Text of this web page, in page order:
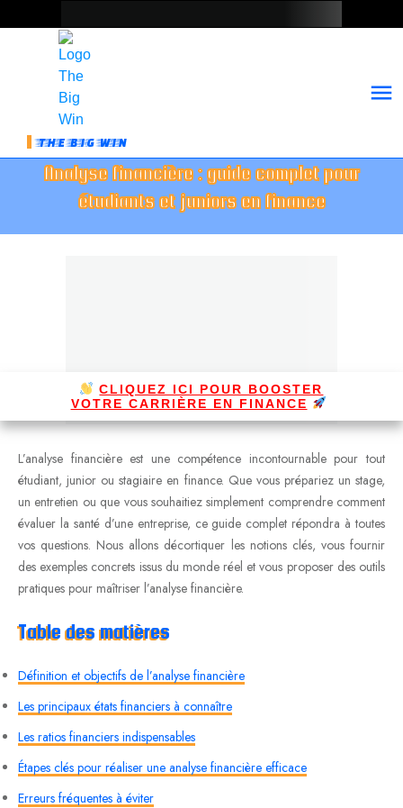
THE BIG WIN
Analyse financière : guide complet pour
étudiants et juniors en finance
CLIQUEZ ICI POUR BOOSTER
VOTRE CARRIÈRE EN FINANCE
L’analyse financière est une compétence incontournable pour tout
étudiant, junior ou stagiaire en finance. Que vous prépariez un stage,
un entretien ou que vous souhaitiez simplement comprendre comment
évaluer la santé d’une entreprise, ce guide complet répondra à toutes
vos questions. Nous allons décortiquer les notions clés, vous fournir
des exemples concrets issus du monde réel et vous proposer des outils
pratiques pour maîtriser l’analyse financière.
Table des matières
Définition et objectifs de l’analyse financière
Les principaux états financiers à connaître
Les ratios financiers indispensables
Étapes clés pour réaliser une analyse financière efficace
Erreurs fréquentes à éviter